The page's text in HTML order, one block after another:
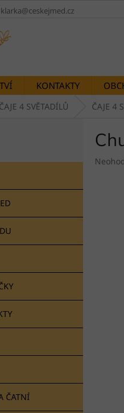
klarka@ceskejmed.cz
KONTAKTY
ČAJE 4 SVĚTADÍLŮ ČAJE 4
ČATNÍ